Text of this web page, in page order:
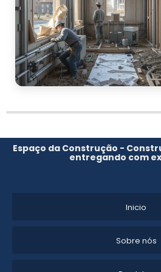
prestado.
Além da
certificações e garantias
fornecedor. Um bom
deve ser
garantindo que sua
qualidade quando surgirem
Espaço da Construção -
entregando com
Inicio
Sobre nós